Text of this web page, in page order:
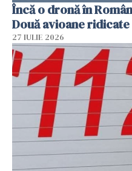
Încă o dronă în
Două avioane ridicate
27 IULIE 2026